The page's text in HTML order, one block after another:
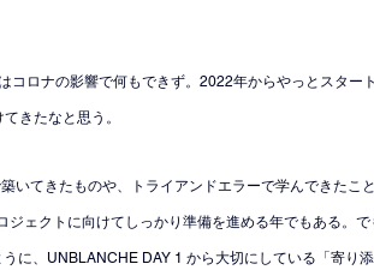
コロナの影響で何もできず。2022年からやっとスター
きたなと思う。
いてきたものや、トライアンドエラーで学んできたこ
ェクトに向けてしっかり準備を進める年でもある。
に、UNBLANCHE DAY 1 から大切にしている「寄り